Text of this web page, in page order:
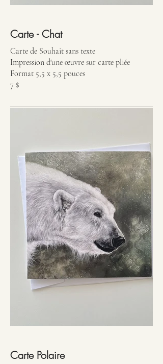
Carte - Chat
Carte de Souhait sans texte
Impression d'une œuvre sur carte pliée
Format 5,5 x 5,5 pouces
7 $
Carte Polaire